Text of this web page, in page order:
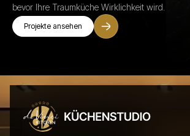
bevor Ihre Traumküche Wirklichkeit wird.
Projekte ansehen